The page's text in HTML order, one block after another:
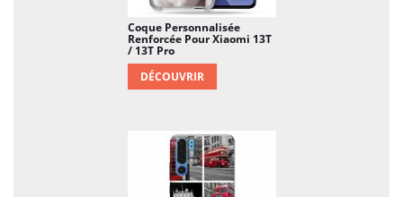
Coque Personnalisée
Renforcée Pour Xiaomi 13T
/ 13T Pro
DÉCOUVRIR